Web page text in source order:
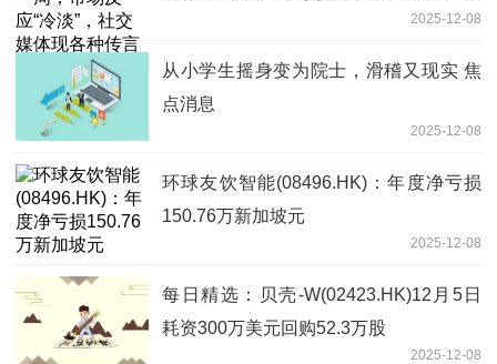
2025-12-08
从小学生摇身变为院士，滑稽又现实 焦
点消息
2025-12-08
环球友饮智能(08496.HK)：年度净亏损
150.76万新加坡元
2025-12-08
每日精选：贝壳-W(02423.HK)12月5日
耗资300万美元回购52.3万股
2025-12-08